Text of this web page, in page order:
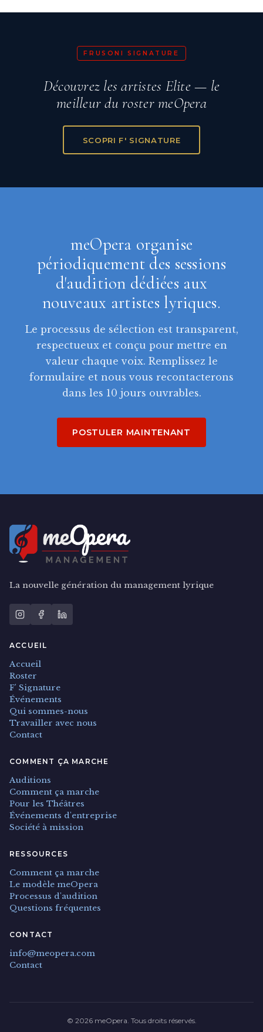
FRUSONI SIGNATURE
Découvrez les artistes Elite — le
meilleur du roster meOpera
SCOPRI F' SIGNATURE
meOpera organise
périodiquement des sessions
d'audition dédiées aux
nouveaux artistes lyriques.
Le processus de sélection est transparent,
respectueux et conçu pour mettre en
valeur chaque voix. Remplissez le
formulaire et nous vous recontacterons
dans les 10 jours ouvrables.
POSTULER MAINTENANT
La nouvelle génération du management lyrique
ACCUEIL
Accueil
Roster
F' Signature
Événements
Qui sommes-nous
Travailler avec nous
Contact
COMMENT ÇA MARCHE
Auditions
Comment ça marche
Pour les Théâtres
Événements d'entreprise
Société à mission
RESSOURCES
Comment ça marche
Le modèle meOpera
Processus d'audition
Questions fréquentes
CONTACT
info@meopera.com
Contact
© 2026 meOpera. Tous droits réservés.